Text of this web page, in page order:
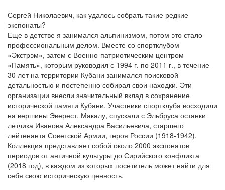
Сергей Николаевич, как удалось собрать такие редкие
экспонаты?
Еще в детстве я занимался альпинизмом, потом это стало
профессиональным делом. Вместе со спортклубом
«Экстрэм», затем с Военно-патриотическим центром
«Память», которым руководил с 1994 г. по 2011 г., в течение
30 лет на территории Кубани занимался поисковой
детальностью и постепенно собирал свои находки. Эти
организации внесли значительный вклад в сохранение
исторической памяти Кубани. Участники спортклуба восходили
на вершины Эверест, Макалу, спускали с Эльбруса останки
летчика Иванова Александра Васильевича, старшего
лейтенанта Советской Армии, героя России (1918-1942).
Коллекция представляет собой около 2000 экспонатов
периодов от античной культуры до Сирийского конфликта
(2018 год), в каждом из которых посетитель может найти для
себя свою историческую ценность.